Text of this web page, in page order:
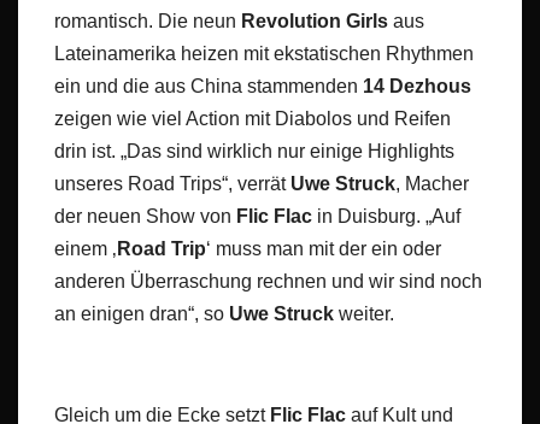
romantisch. Die neun Revolution Girls aus
Lateinamerika heizen mit ekstatischen Rhythmen
ein und die aus China stammenden 14 Dezhous
zeigen wie viel Action mit Diabolos und Reifen
drin ist. „Das sind wirklich nur einige Highlights
unseres Road Trips“, verrät Uwe Struck, Macher
der neuen Show von Flic Flac in Duisburg. „Auf
einem ‚ Road Trip‘ muss man mit der ein oder
anderen Überraschung rechnen und wir sind noch
an einigen dran“, so Uwe Struck weiter.
Gleich um die Ecke setzt Flic Flac auf Kult und